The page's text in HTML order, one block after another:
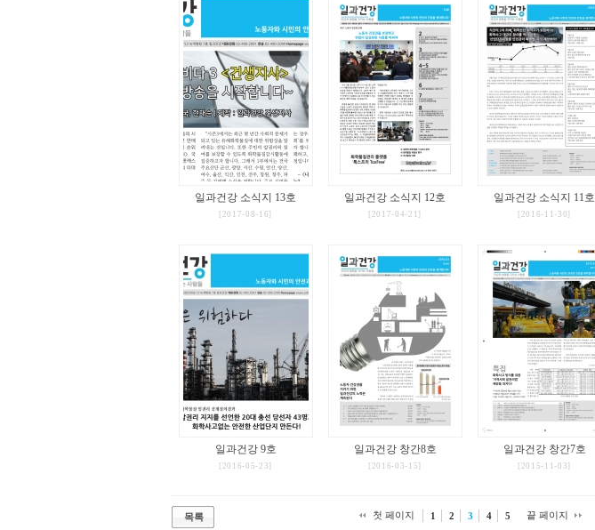
일과건강 소식지 13호
[2017-08-16]
일과건강 소식지 12호
[2017-04-21]
일과건강 소식지 11호
[2016-11-30]
일과건강 9호
[2016-05-23]
일과건강 창간8호
[2016-03-15]
일과건강 창간7호
[2015-11-03]
목록 첫 페이지 1 2 3 4 5 끝 페이지